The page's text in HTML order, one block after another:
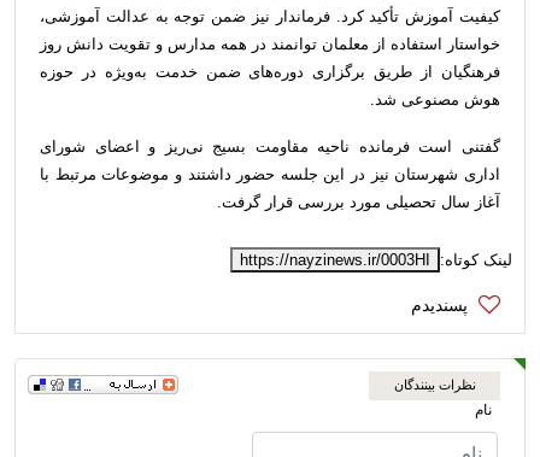
کیفیت آموزش تأکید کرد. فرماندار نیز ضمن توجه به عدالت آموزشی،
خواستار استفاده از معلمان توانمند در همه مدارس و تقویت دانش روز
فرهنگیان از طریق برگزاری دوره‌های ضمن خدمت به‌ویژه در حوزه
هوش مصنوعی شد.
گفتنی است فرمانده ناحیه مقاومت بسیج نی‌ریز و اعضای شورای
اداری شهرستان نیز در این جلسه حضور داشتند و موضوعات مرتبط با
آغاز سال تحصیلی مورد بررسی قرار گرفت.
لینک کوتاه: https://nayzinews.ir/0003HI
نظرات بینندگان
نام